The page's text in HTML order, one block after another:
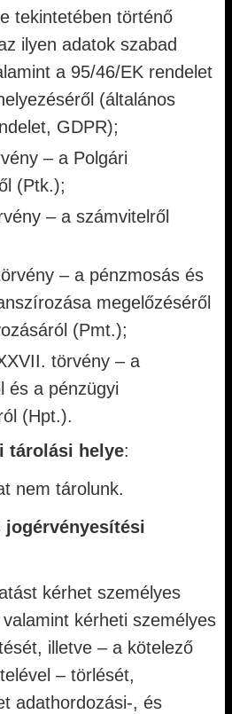
tekintetében történő
ilyen adatok szabad
a 95/46/EK rendelet
(általános
GDPR);
– a Polgári
(Ptk.);
– a számvitelről
– a pénzmosás és
megelőzéséről
(Pmt.);
törvény – a
és a pénzügyi
(Hpt.).
tárolási helye:
nem tárolunk.
kérhet személyes
kérheti személyes
illetve – a kötelező
– törlését,
adathordozási-, és